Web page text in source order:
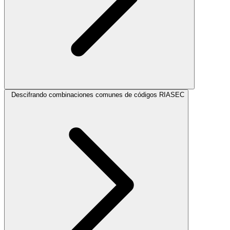
Descifrando combinaciones comunes de códigos RIASEC